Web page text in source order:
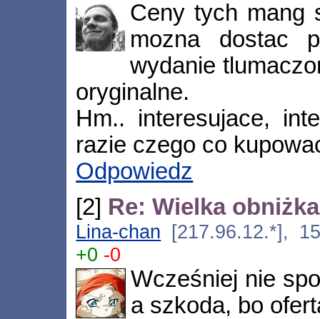
Ceny tych mang
mozna dostac
wydanie
oryginalne.
Hm.. interesujace,
razie czego co
Odpowiedz
[2] Re: Wielka
Lina-chan [217.96.12.*],
+0 -0
Wcześniej nie
a szkoda, bo